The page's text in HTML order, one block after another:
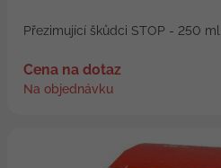
Přezimující škůdci STOP - 250 ml
Cena na dotaz
Na objednávku